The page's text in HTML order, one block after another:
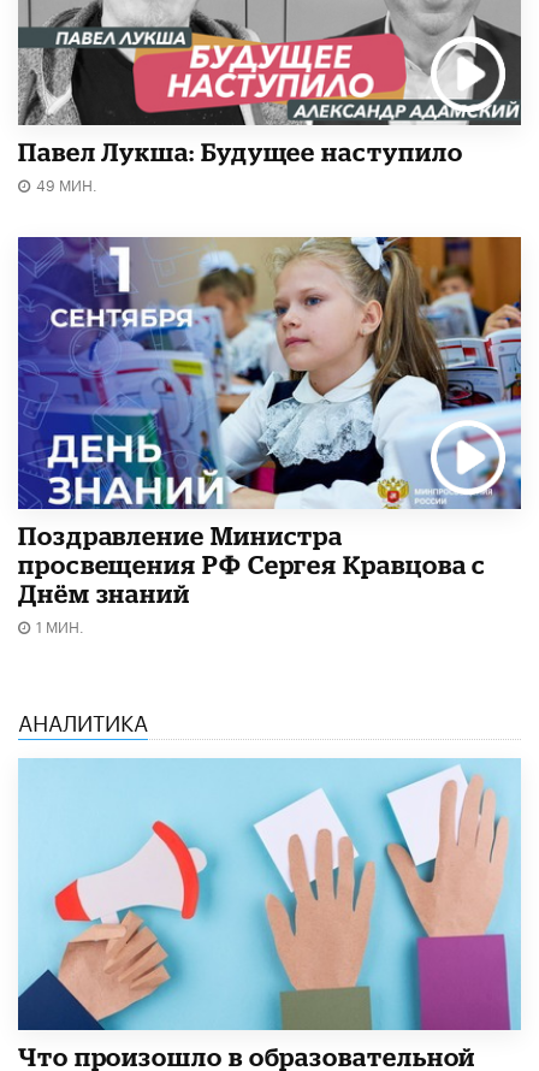
Павел Лукша: Будущее наступило
49 МИН.
Поздравление Министра
просвещения РФ Сергея Кравцова с
Днём знаний
1 МИН.
АНАЛИТИКА
​Что произошло в образовательной